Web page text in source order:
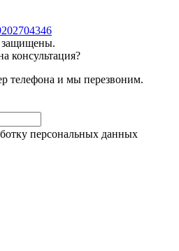
защищены.
консультация?
телефона и мы перезвоним.
персональных данных